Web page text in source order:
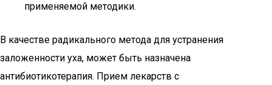
применяемой методики.
В качестве радикального метода для устранения
заложенности уха, может быть назначена
антибиотикотерапия. Прием лекарств с